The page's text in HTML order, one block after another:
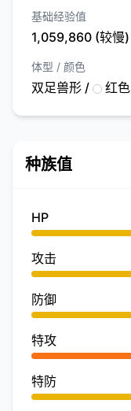
基础经验值
1,059,860 (较慢)
体型 / 颜色
双足兽形 / 红色
种族值
HP
攻击
防御
特攻
特防